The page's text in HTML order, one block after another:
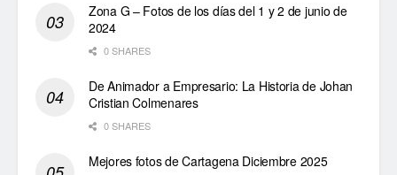
Zona G – Fotos de los días del 1 y 2 de junio de
2024
0 SHARES
De Animador a Empresario: La Historia de Johan
Cristian Colmenares
0 SHARES
Mejores fotos de Cartagena Diciembre 2025